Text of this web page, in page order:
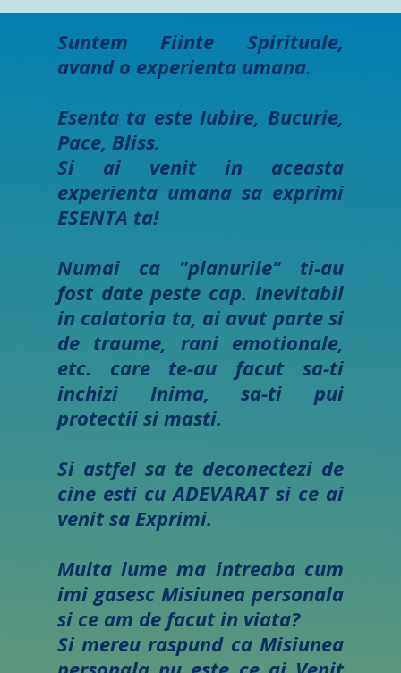
Suntem Fiinte Spirituale,
avand o experienta umana.
Esenta ta este Iubire, Bucurie,
Pace, Bliss.
Si ai venit in aceasta
experienta umana sa exprimi
ESENTA ta!
Numai ca "planurile" ti-au
fost date peste cap. Inevitabil
in calatoria ta, ai avut parte si
de traume, rani emotionale,
etc. care te-au facut sa-ti
inchizi Inima, sa-ti pui
protectii si masti.
Si astfel sa te deconectezi de
cine esti cu ADEVARAT si ce ai
venit sa Exprimi.
Multa lume ma intreaba cum
imi gasesc Misiunea personala
si ce am de facut in viata?
Si mereu raspund ca Misiunea